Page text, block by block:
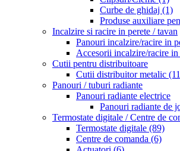
Curbe de ghidaj (1)
Produse auxiliare
Incalzire si racire in perete / tavan
Panouri incalzire/racire in
Accesorii incalzire/racire in
Cutii pentru distribuitoare
Cutii distribuitor metalic
Panouri / tuburi radiante
Panouri radiante electrice
Panouri radiante de
Termostate digitale / Centre de
Termostate digitale (89)
Centre de comanda (6)